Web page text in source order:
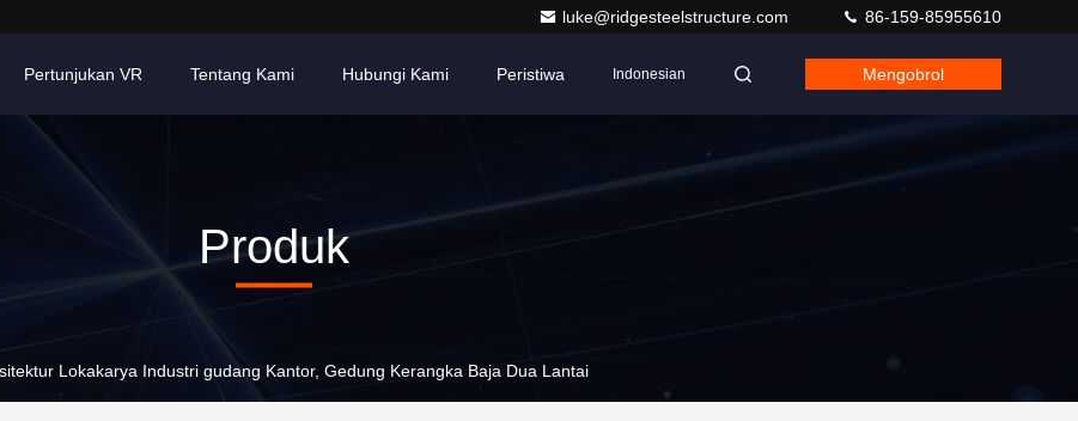
luke@ridgesteelstructure.com 86-159-85955610
Pertunjukan VR Tentang Kami Hubungi Kami Peristiwa Indonesian Mengobrol
Produk
Lokakarya Industri gudang Kantor, Gedung Kerangka Baja Dua Lantai